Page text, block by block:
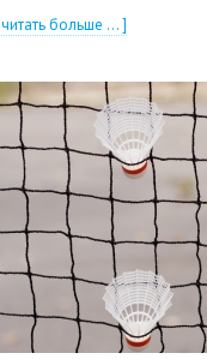
больше ... ]